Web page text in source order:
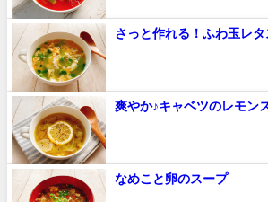
さっと作れる！ふわ玉レ
爽やか♪キャベツのレモン
なめこと卵のスープ